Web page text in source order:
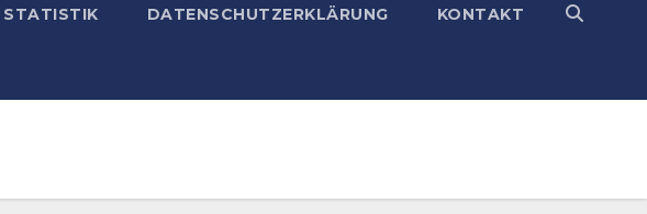
STATISTIK DATENSCHUTZERKLÄRUNG KONTAKT